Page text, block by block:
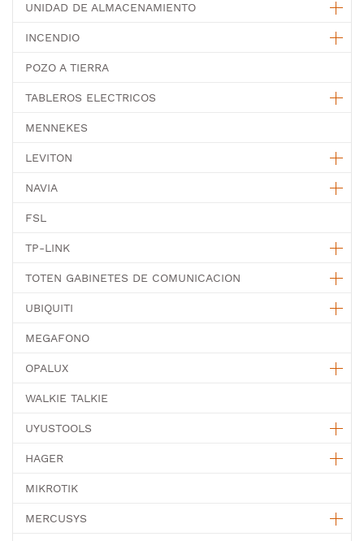
UNIDAD DE ALMACENAMIENTO
INCENDIO
POZO A TIERRA
TABLEROS ELECTRICOS
MENNEKES
LEVITON
NAVIA
FSL
TP-LINK
TOTEN GABINETES DE COMUNICACION
UBIQUITI
MEGAFONO
OPALUX
WALKIE TALKIE
UYUSTOOLS
HAGER
MIKROTIK
MERCUSYS